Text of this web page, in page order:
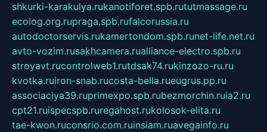
shkurki-karakulya.rukanotiforet.spb.rututmassage.ru
ecolog.org.rupraga.spb.rufalcorussia.ru
autodoctorservis.rukamertondom.spb.runet-life.net.ru
avto-vozim.rusakhcamera.rualliance-electro.spb.ru
stroyavt.rucontrolweb1.rutdsak74.rukinzozo-ru.ru
kvotka.ruiron-snab.rucosta-bella.rueugrus.pp.ru
associaciya39.ruprimexpo.spb.rubezmorchin.ruia2.ru
cpt21.ruispecspb.ruregahost.rukolosok-elita.ru
tae-kwon.ruconsrio.com.ruinsiam.ruavegainfo.ru